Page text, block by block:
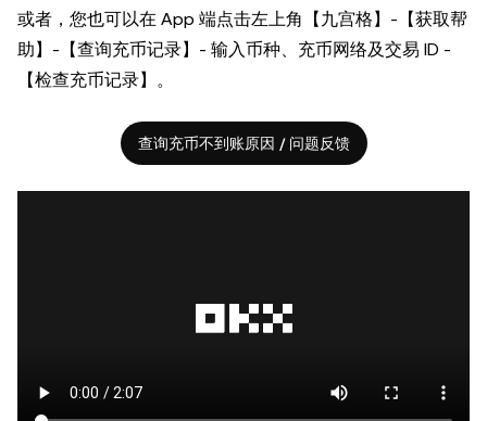
或者，您也可以在 App 端点击左上角【九宫格】-【获取帮
助】-【查询充币记录】- 输入币种、充币网络及交易 ID -
【检查充币记录】。
查询充币不到账原因 / 问题反馈